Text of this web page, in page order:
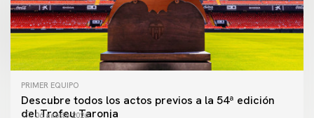
PRIMER EQUIPO
Descubre todos los actos previos a la 54ª edición
del Trofeu Taronja
06 agosto 2026